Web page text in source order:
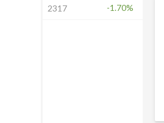
2317
-1.70%